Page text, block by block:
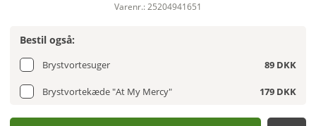
Varenr.: 25204941651
Bestil også:
Brystvortesuger 89 DKK
Brystvortekæde "At My Mercy" 179 DKK